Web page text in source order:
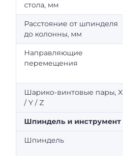
стола, мм
Расстояние от шпинделя
до колонны, мм
Направляющие
перемещения
Шарико-винтовые пары, X
/ Y / Z
Шпиндель и инструмент
Шпиндель